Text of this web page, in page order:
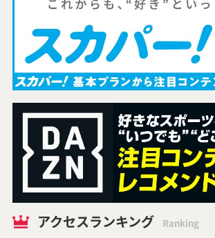
アクセスランキング Ranking